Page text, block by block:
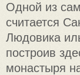
Одной из
считается
Людовика
построив
монастыря